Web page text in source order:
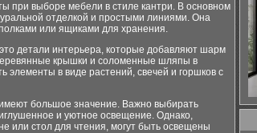
при выборе мебели в стиле кантри. В основном
отделкой и простыми линиями. Она
или ящиками для хранения.
детали интерьера, которые добавляют шарм
крышки и соломенные шляпы в
элементы в виде растений, свечей и горшков с
большое значение. Важно выбирать
и уютное освещение. Однако,
или стол для чтения, могут быть освещены